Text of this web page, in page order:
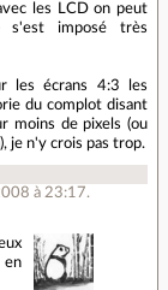
les LCD on peut
imposé très
les écrans 4:3 les
du complot disant
moins de pixels (ou
je n'y crois pas trop.
à 23:17.
en